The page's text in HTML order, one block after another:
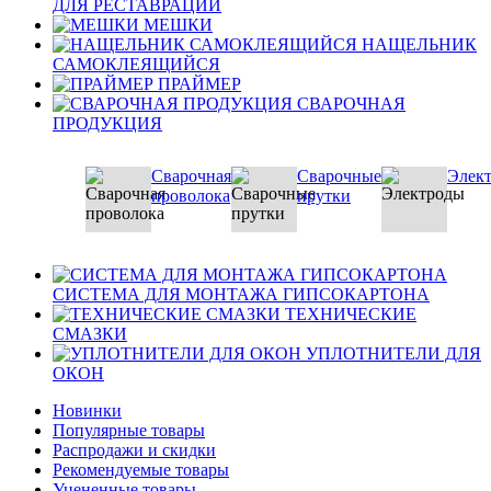
ДЛЯ РЕСТАВРАЦИИ
МЕШКИ
НАЩЕЛЬНИК
САМОКЛЕЯЩИЙСЯ
ПРАЙМЕР
СВАРОЧНАЯ
ПРОДУКЦИЯ
Сварочная
проволока
Сварочные
прутки
СИСТЕМА ДЛЯ МОНТАЖА ГИПСОКАРТОНА
ТЕХНИЧЕСКИЕ
СМАЗКИ
УПЛОТНИТЕЛИ ДЛЯ
ОКОН
Новинки
Популярные товары
Распродажи и скидки
Рекомендуемые товары